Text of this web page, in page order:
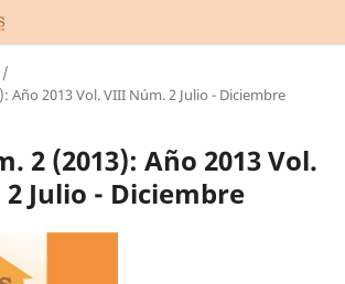
/
Año 2013 Vol. VIII Núm. 2 Julio - Diciembre
2 (2013): Año 2013 Vol.
Julio - Diciembre